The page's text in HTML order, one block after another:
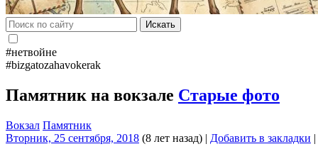
Искать
#нетвойне
#bizgatozahavokerak
Памятник на вокзале Старые фото
Вокзал Памятник
Вторник, 25 сентября, 2018 (8 лет назад) | Добавить в закладки |